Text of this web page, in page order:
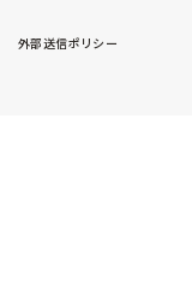
外部送信ポリシー